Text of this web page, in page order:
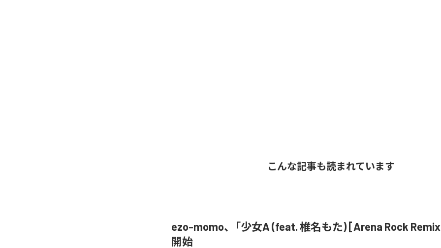
こんな記事も読まれています
ezo-momo、「少女A (feat. 椎名もた) [Arena Rock
開始